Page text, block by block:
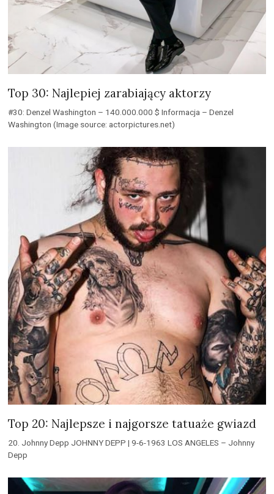
Top 30: Najlepiej zarabiający aktorzy
#30: Denzel Washington – 140.000.000 $ Informacja – Denzel
Washington (Image source: actorpictures.net)
Top 20: Najlepsze i najgorsze tatuaże gwiazd
20. Johnny Depp JOHNNY DEPP | 9-6-1963 LOS ANGELES – Johnny
Depp